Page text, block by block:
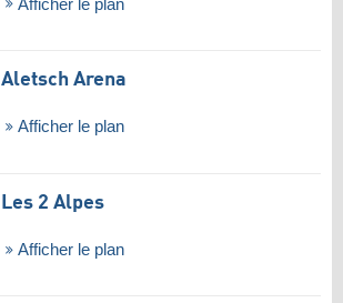
Afficher le plan
Aletsch Arena
Afficher le plan
Les 2 Alpes
Afficher le plan